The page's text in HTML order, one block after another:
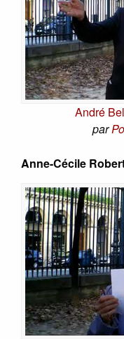
André
par
Anne-Cécile